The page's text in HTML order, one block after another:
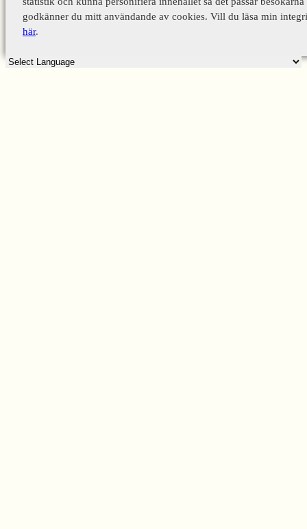
godkänner du mitt användande av cookies. Vill du läsa min
här.